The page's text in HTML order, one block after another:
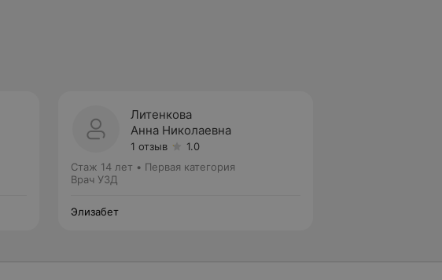
Литенкова
Анна Николаевна
1 отзыв
1.0
Стаж 14 лет • Первая категория
Врач УЗД
Элизабет